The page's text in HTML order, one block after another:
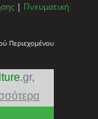
.gr,
| Πνευματική
Περιεχομένου